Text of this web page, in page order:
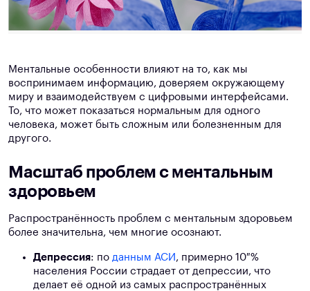
Ментальные особенности влияют на то, как мы
воспринимаем информацию, доверяем окружающему
миру и взаимодействуем с цифровыми интерфейсами.
То, что может показаться нормальным для одного
человека, может быть сложным или болезненным для
другого.
Масштаб проблем с ментальным
здоровьем
Распространённость проблем с ментальным здоровьем
более значительна, чем многие осознают.
Депрессия: по данным АСИ , примерно 10 %
населения России страдает от депрессии, что
делает её одной из самых распространённых